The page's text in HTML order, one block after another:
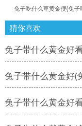
兔子吃什么草黄金便(兔子
猜你喜欢
兔子带什么黄金好
兔子带什么黄金好(
兔子带什么黄金好